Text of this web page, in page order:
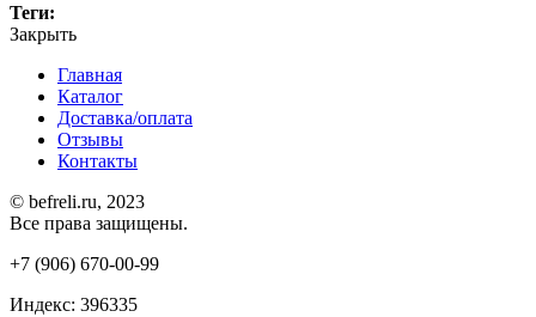
Теги:
Закрыть
Главная
Каталог
Доставка/оплата
Отзывы
Контакты
© befreli.ru, 2023
Все права защищены.
+7 (906) 670-00-99
Индекс: 396335